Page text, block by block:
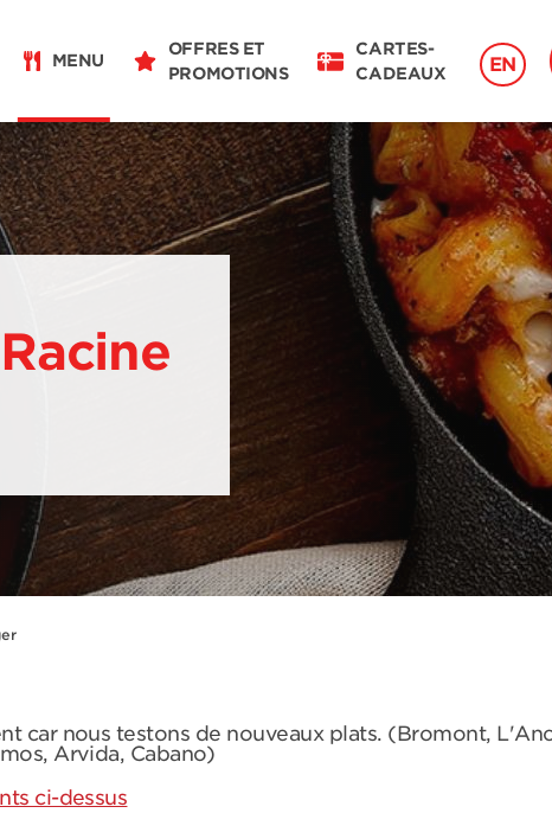
du restaurant Changer de restaurant
MENU
OFFRES ET
PROMOTIONS
CARTES-
CADEAUX
EN
car nous testons de nouveaux plats. (Bromont,
Arvida, Cabano)
ci-dessus